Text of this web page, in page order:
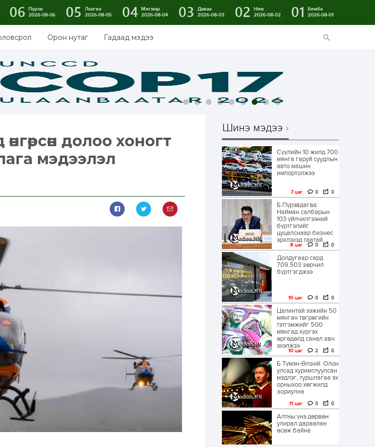
06 Пүрэв
2026-08-06
05
Лхагва
2026-08-05
04 Мягмар
2026-08-04
03
Даваа
2026-08-03
02
Ням
2026-08-02
01
Бямба
2026-08-01
Орон нутаг Гадаад мэдээ
долоо хоногт
мэдээлэл
Шинэ мэдээ
Сүүлийн 10 жилд 700
мянга гаруй суудлын
авто машин
импортолжээ
7 цаг 0 0
Б.Пүрэвдагва:
Найман салбарын
103 үйлчилгээний
бүртгэлийг
цуцалснаар бизнес
эрхлэхэд таатай...
8 цаг 0 0
Долдугаар сард
709.503 зөрчил
бүртгэгджээ
10 цаг 0 0
Цалинтай ээжийн 50
мянган төгрөгийн
тэтгэмжийг 500
мянгад хүргэх
өргөдөлд санал авч
эхэлжээ
10 цаг 2 0
Б.Түмэн-Өлзий: Олон
улсад хуримтлуулсан
мэдлэг, туршлагаа эх
орныхоо хөгжилд
зориулна
11 цаг 0 0
Алтны үнэ дөрвөн
улирал дараалан
өсөж байна